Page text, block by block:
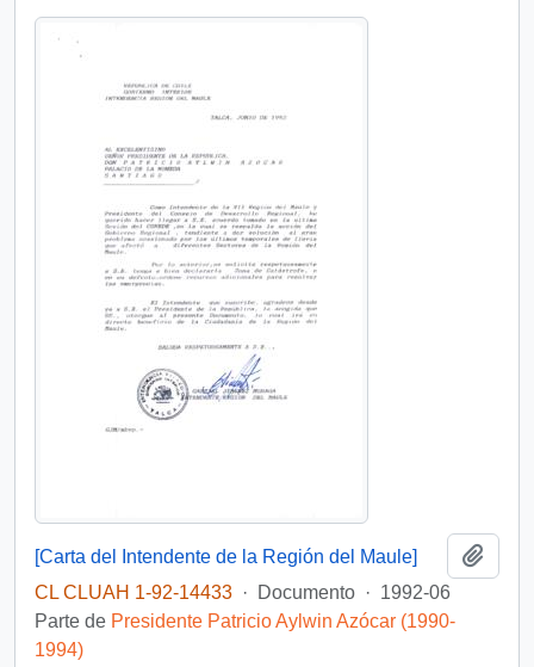
[Carta del Intendente de la Región del Maule]
CL CLUAH 1-92-14433 · Documento · 1992-06
Parte de Presidente Patricio Aylwin Azócar (1990-
1994)